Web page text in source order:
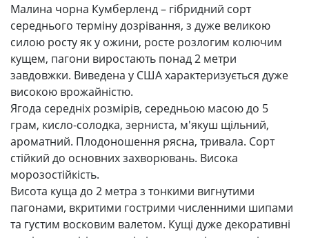
Малина чорна Кумберленд – гібридний сорт
середнього терміну дозрівання, з дуже великою
силою росту як у ожини, росте розлогим колючим
кущем, пагони виростають понад 2 метри
завдовжки. Виведена у США характеризується дуже
високою врожайністю.
Ягода середніх розмірів, середньою масою до 5
грам, кисло-солодка, зерниста, м'якуш щільний,
ароматний. Плодоношення рясна, тривала. Сорт
стійкий до основних захворювань. Висока
морозостійкість.
Висота куща до 2 метра з тонкими вигнутими
пагонами, вкритими гострими численними шипами
та густим восковим валетом. Кущі дуже декоративні